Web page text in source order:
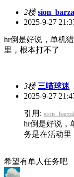
2楼
2025-9-27
hr倒是好说，单机
里，根本打不了
3楼 三喵球迷
2025-9-27
引用:
hr倒是好说，
务是在活动里
希望有单人任务吧